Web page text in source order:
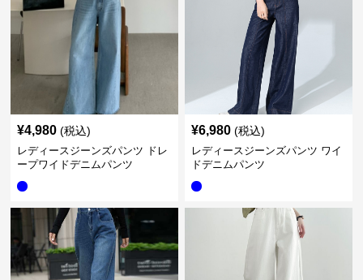
¥4,980 (税込)
レディースジーンズパンツ ドレ
ープワイドデニムパンツ
¥6,980 (税込)
レディースジーンズパンツ ワイ
ドデニムパンツ